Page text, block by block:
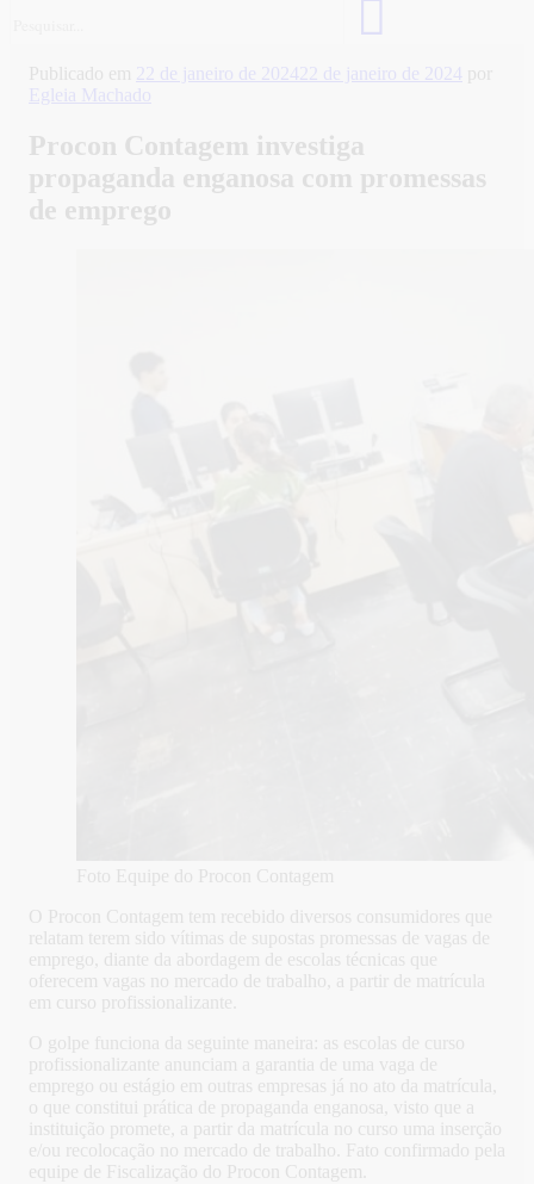
Publicado em 22 de janeiro de 2024 22 de janeiro de 2024 por
Egleia Machado
Procon Contagem investiga
propaganda enganosa com promessas
de emprego
Foto Equipe do Procon Contagem
O Procon Contagem tem recebido diversos consumidores que
relatam terem sido vítimas de supostas promessas de vagas de
emprego, diante da abordagem de escolas técnicas que
oferecem vagas no mercado de trabalho, a partir de matrícula
em curso profissionalizante.
O golpe funciona da seguinte maneira: as escolas de curso
profissionalizante anunciam a garantia de uma vaga de
emprego ou estágio em outras empresas já no ato da matrícula,
o que constitui prática de propaganda enganosa, visto que a
instituição promete, a partir da matrícula no curso uma inserção
e/ou recolocação no mercado de trabalho. Fato confirmado pela
equipe de Fiscalização do Procon Contagem.